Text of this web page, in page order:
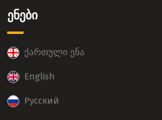
ენები
ქართული ენა
English
Русский